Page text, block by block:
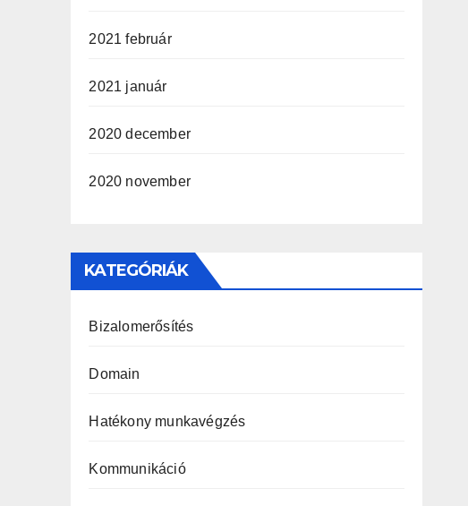
2021 február
2021 január
2020 december
2020 november
KATEGÓRIÁK
Bizalomerősítés
Domain
Hatékony munkavégzés
Kommunikáció